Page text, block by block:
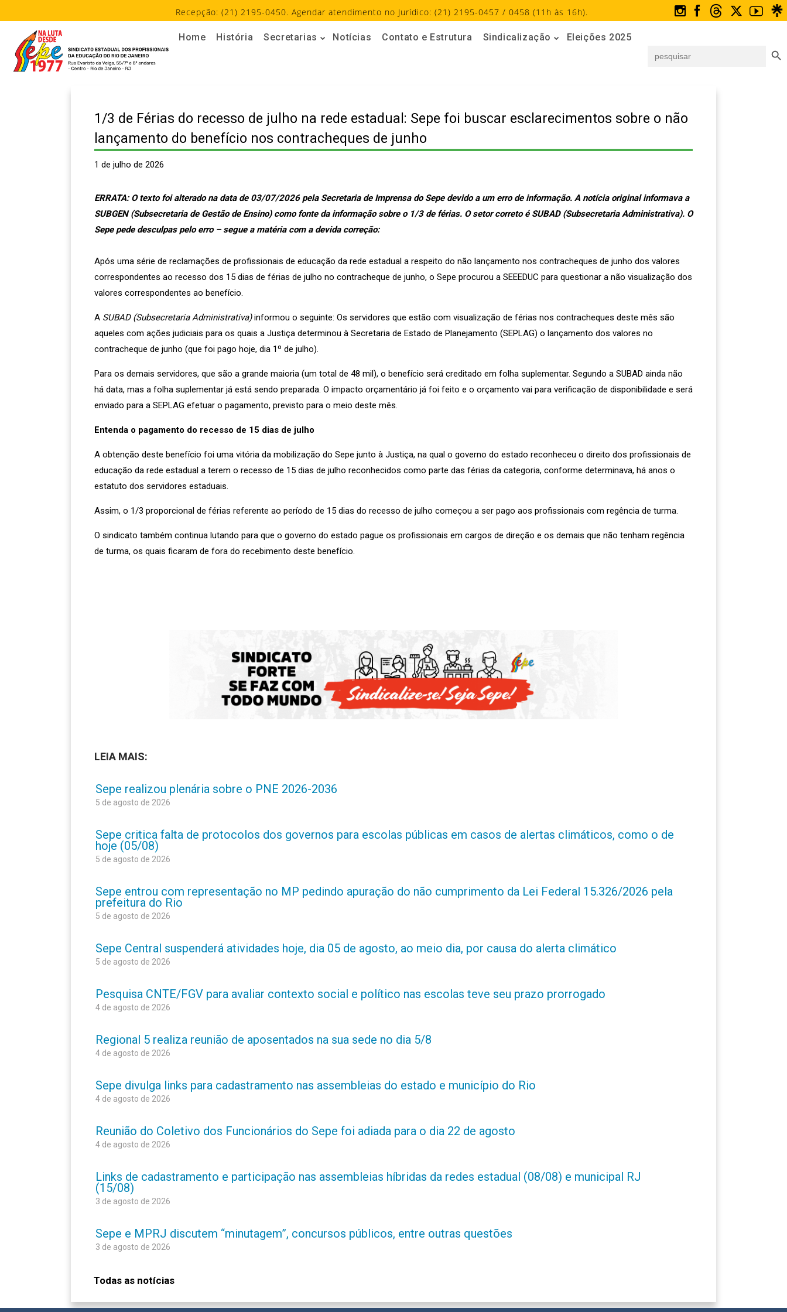
Recepção: (21) 2195-0450. Agendar atendimento no Jurídico: (21) 2195-0457 / 0458 (11h às 16h).
Home História Secretarias Notícias Contato e Estrutura Sindicalização
Eleições 2025
for:
1/3 de Férias do recesso de julho na rede estadual: Sepe foi buscar esclarecimentos sobre o não
lançamento do benefício nos contracheques de junho
1 de julho de 2026
ERRATA: O texto foi alterado na data de 03/07/2026 pela Secretaria de Imprensa do Sepe devido a um erro de informação. A notícia original informava a
SUBGEN (Subsecretaria de Gestão de Ensino) como fonte da informação sobre o 1/3 de férias. O setor correto é SUBAD (Subsecretaria Administrativa). O
Sepe pede desculpas pelo erro – segue a matéria com a devida correção:
Após uma série de reclamações de profissionais de educação da rede estadual a respeito do não lançamento nos contracheques de junho dos valores
correspondentes ao recesso dos 15 dias de férias de julho no contracheque de junho, o Sepe procurou a SEEEDUC para questionar a não visualização dos
valores correspondentes ao benefício.
A SUBAD (Subsecretaria Administrativa)informou o seguinte: Os servidores que estão com visualização de férias nos contracheques deste mês são
aqueles com ações judiciais para os quais a Justiça determinou à Secretaria de Estado de Planejamento (SEPLAG) o lançamento dos valores no
contracheque de junho (que foi pago hoje, dia 1º de julho).
Para os demais servidores, que são a grande maioria (um total de 48 mil), o benefício será creditado em folha suplementar. Segundo a SUBAD ainda não
há data, mas a folha suplementar já está sendo preparada. O impacto orçamentário já foi feito e o orçamento vai para verificação de disponibilidade e será
enviado para a SEPLAG efetuar o pagamento, previsto para o meio deste mês.
Entenda o pagamento do recesso de 15 dias de julho
A obtenção deste benefício foi uma vitória da mobilização do Sepe junto à Justiça, na qual o governo do estado reconheceu o direito dos profissionais de
educação da rede estadual a terem o recesso de 15 dias de julho reconhecidos como parte das férias da categoria, conforme determinava, há anos o
estatuto dos servidores estaduais.
Assim, o 1/3 proporcional de férias referente ao período de 15 dias do recesso de julho começou a ser pago aos profissionais com regência de turma.
O sindicato também continua lutando para que o governo do estado pague os profissionais em cargos de direção e os demais que não tenham regência
de turma, os quais ficaram de fora do recebimento deste benefício.
LEIA MAIS:
Sepe realizou plenária sobre o PNE 2026-2036
5 de agosto de 2026
Sepe critica falta de protocolos dos governos para escolas públicas em casos de alertas climáticos, como o de
hoje (05/08)
5 de agosto de 2026
Sepe entrou com representação no MP pedindo apuração do não cumprimento da Lei Federal 15.326/2026 pela
prefeitura do Rio
5 de agosto de 2026
Sepe Central suspenderá atividades hoje, dia 05 de agosto, ao meio dia, por causa do alerta climático
5 de agosto de 2026
Pesquisa CNTE/FGV para avaliar contexto social e político nas escolas teve seu prazo prorrogado
4 de agosto de 2026
Regional 5 realiza reunião de aposentados na sua sede no dia 5/8
4 de agosto de 2026
Sepe divulga links para cadastramento nas assembleias do estado e município do Rio
4 de agosto de 2026
Reunião do Coletivo dos Funcionários do Sepe foi adiada para o dia 22 de agosto
4 de agosto de 2026
Links de cadastramento e participação nas assembleias híbridas da redes estadual (08/08) e municipal RJ
(15/08)
3 de agosto de 2026
Sepe e MPRJ discutem “minutagem”, concursos públicos, entre outras questões
3 de agosto de 2026
Todas as notícias